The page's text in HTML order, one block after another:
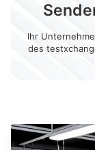
Ihr
des